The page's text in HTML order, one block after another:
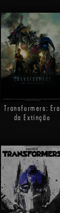
Transformers: Era
da Extinção